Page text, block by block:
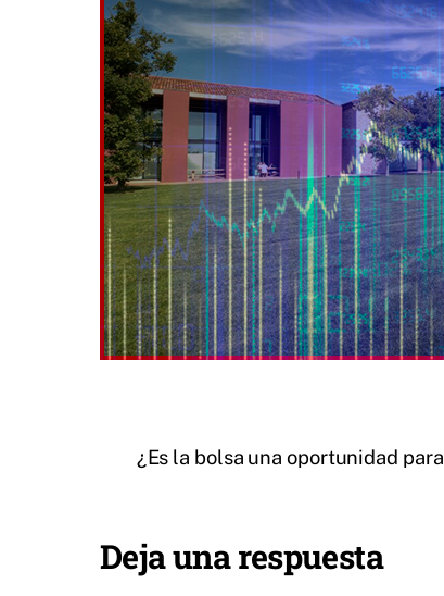
¿Es la bolsa una oportunidad
Deja una respuesta